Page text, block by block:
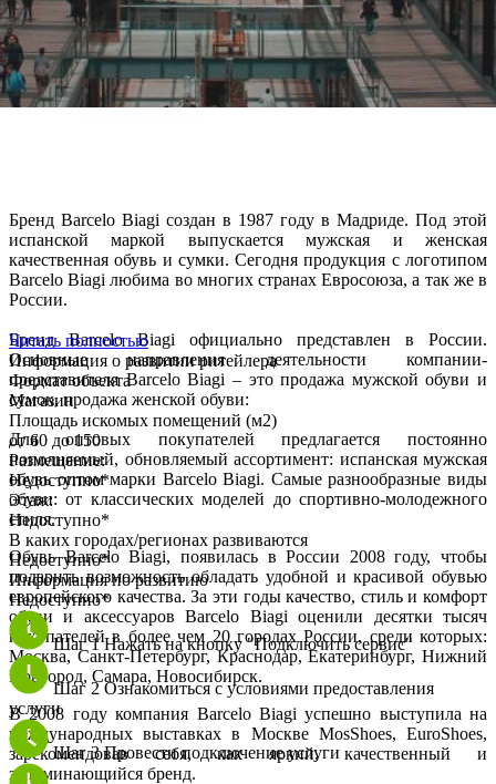
Бренд Barcelo Biagi создан в 1987 году в Мадриде. Под этой
испанской маркой выпускается мужская и женская
качественная обувь и сумки. Сегодня продукция с логотипом
Barcelo Biagi любима во многих странах Евросоюза, а так же в
России.
Бренд Barcelo Biagi официально представлен в России.
Основные направления деятельности компании-
представителя Barcelo Biagi – это продажа мужской обуви и
сумок, продажа женской обуви:
Для оптовых покупателей предлагается постоянно
пополняемый, обновляемый ассортимент: испанская мужская
обувь оптом марки Barcelo Biagi. Самые разнообразные виды
обуви: от классических моделей до спортивно-молодежного
стиля.
Обувь Barcelo Biagi, появилась в России 2008 году, чтобы
подарить возможность обладать удобной и красивой обувью
европейского качества. За эти годы качество, стиль и комфорт
обуви и аксессуаров Barcelo Biagi оценили десятки тысяч
покупателей в более чем 20 городах России, среди которых:
Москва, Санкт-Петербург, Краснодар, Екатеринбург, Нижний
Новгород, Самара, Новосибирск.
В 2008 году компания Barcelo Biagi успешно выступила на
международных выставках в Москве MosShoes, EuroShoes,
зарекомендовав себя, как яркий, качественный и
запоминающийся бренд.
Читать полностью
Информация о развитии ритейлера
Формат объекта
Магазин
Площадь искомых помещений (м2)
от 60 до 150
Размещение:
Недоступно*
Этаж:
Недоступно*
В каких городах/регионах развиваются
Недоступно*
Информация по развитию
Недоступно*
Шаг 1Нажать на кнопку "Подключить сервис"
Шаг 2Ознакомиться с условиями предоставления
услуги
Шаг 3Провести подключение услуги